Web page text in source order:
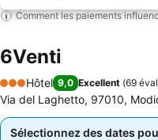
Comment les paiements
6Venti
3 Étoiles
Hôtel 9,0 Excellent (69
Via del Laghetto, 97010,
Sélectionnez des dates
Sélectionnez des dates